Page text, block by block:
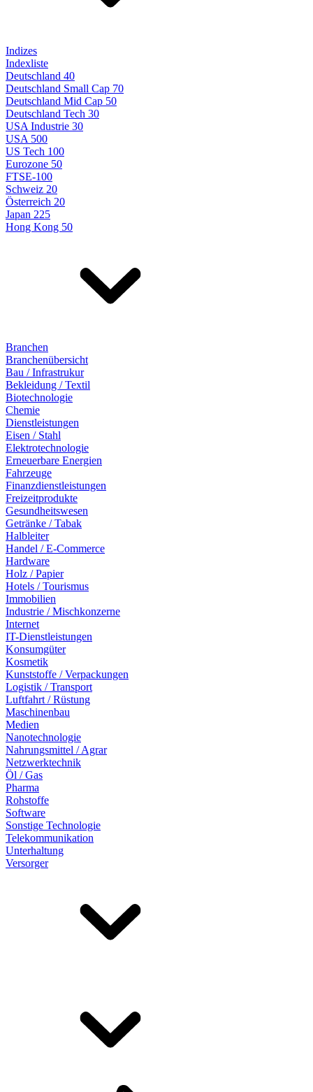
Indizes
Indexliste
Deutschland 40
Deutschland Small Cap 70
Deutschland Mid Cap 50
Deutschland Tech 30
USA Industrie 30
USA 500
US Tech 100
Eurozone 50
FTSE-100
Schweiz 20
Österreich 20
Japan 225
Hong Kong 50
Branchen
Branchenübersicht
Bau / Infrastrukur
Bekleidung / Textil
Biotechnologie
Chemie
Dienstleistungen
Eisen / Stahl
Elektrotechnologie
Erneuerbare Energien
Fahrzeuge
Finanzdienstleistungen
Freizeitprodukte
Gesundheitswesen
Getränke / Tabak
Halbleiter
Handel / E-Commerce
Hardware
Holz / Papier
Hotels / Tourismus
Immobilien
Industrie / Mischkonzerne
Internet
IT-Dienstleistungen
Konsumgüter
Kosmetik
Kunststoffe / Verpackungen
Logistik / Transport
Luftfahrt / Rüstung
Maschinenbau
Medien
Nanotechnologie
Nahrungsmittel / Agrar
Netzwerktechnik
Öl / Gas
Pharma
Rohstoffe
Software
Sonstige Technologie
Telekommunikation
Unterhaltung
Versorger